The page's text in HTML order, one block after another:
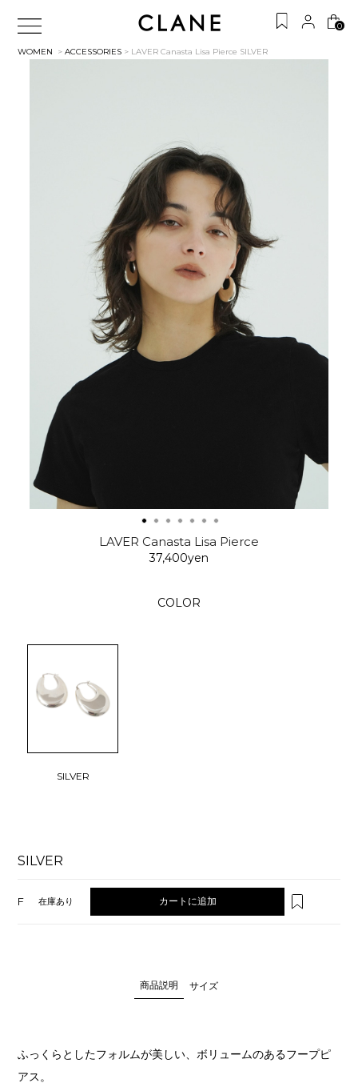
0
WOMEN >ACCESSORIES > LAVER Canasta Lisa Pierce SILVER
LAVER Canasta Lisa Pierce
37,400yen
COLOR
SILVER
SILVER
F 在庫あり カートに追加
商品説明 サイズ
ふっくらとしたフォルムが美しい、ボリュームのあるフープピ
アス。